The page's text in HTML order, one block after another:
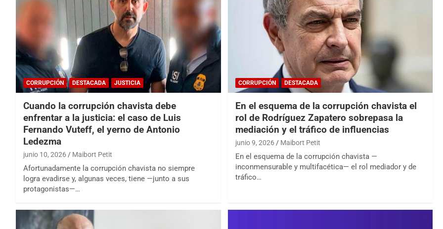
CORRUPCIÓN DESTACADA JUSTICIA
Cuando la corrupción chavista debe
enfrentar a la justicia: el caso de Luis
Fernando Vuteff, el yerno de Antonio
Ledezma
junio 10, 2026 Maibort Petit
Afortunadamente la corrupción chavista no siempre
logra evadirse y, algunas veces, tiene —junto a sus
protagonistas—…
CORRUPCIÓN DESTACADA
En el esquema de la corrupción chavista el
rol de Rodríguez Zapatero sobrepasa la
mediación y el tráfico de influencias
junio 9, 2026 Maibort Petit
En el esquema de la corrupción chavista —
inconmensurable y multifacética— el rol mediador y de
tráfico…